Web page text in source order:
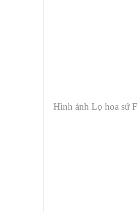
Hình ảnh Lọ hoa sứ